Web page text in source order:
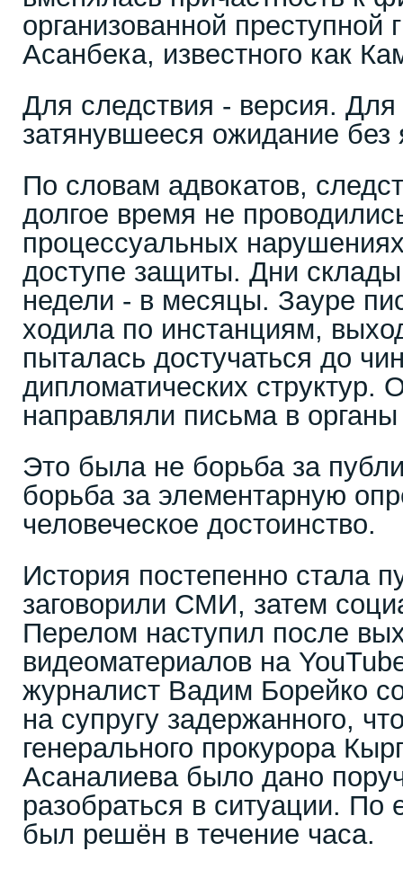
организованной
Асанбека, известного как
Для следствия - версия.
затянувшееся ожидание без
По словам адвокатов,
долгое время не
процессуальных
доступе защиты. Дни
недели - в месяцы. Зауре
ходила по инстанциям,
пыталась достучаться до
дипломатических структур.
направляли письма в
Это была не борьба за
борьба за элементарную
человеческое достоинство.
История постепенно стала
заговорили СМИ, затем
Перелом наступил после
видеоматериалов на
журналист Вадим Борейко
на супругу задержанного,
генерального прокурора
Асаналиева было дано
разобраться в ситуации. По
был решён в течение часа.